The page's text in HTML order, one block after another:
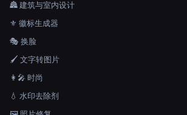
🏯 建筑与室内设计
⚜️ 徽标生成器
🎭 换脸
🖌️ 文字转图片
👩‍🎤 时尚
💧 水印去除剂